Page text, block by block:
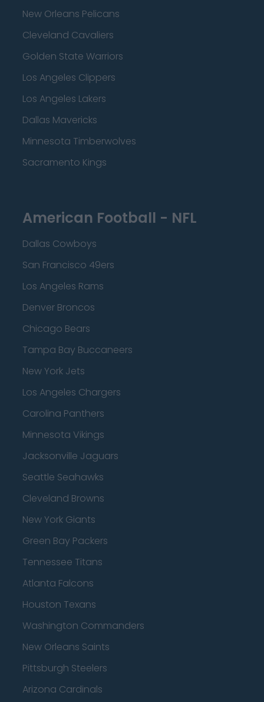
New Orleans Pelicans
Cleveland Cavaliers
Golden State Warriors
Los Angeles Clippers
Los Angeles Lakers
Dallas Mavericks
Minnesota Timberwolves
Sacramento Kings
American Football - NFL
Dallas Cowboys
San Francisco 49ers
Los Angeles Rams
Denver Broncos
Chicago Bears
Tampa Bay Buccaneers
New York Jets
Los Angeles Chargers
Carolina Panthers
Minnesota Vikings
Jacksonville Jaguars
Seattle Seahawks
Cleveland Browns
New York Giants
Green Bay Packers
Tennessee Titans
Atlanta Falcons
Houston Texans
Washington Commanders
New Orleans Saints
Pittsburgh Steelers
Arizona Cardinals